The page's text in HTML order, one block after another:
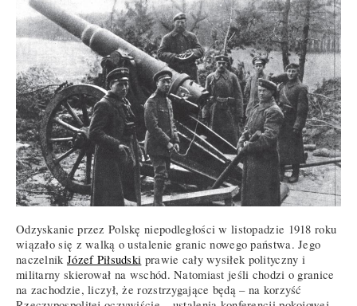
Odzyskanie przez Polskę niepodległości w listopadzie 1918 roku
wiązało się z walką o ustalenie granic nowego państwa. Jego
naczelnik Józef Piłsudski prawie cały wysiłek polityczny i
militarny skierował na wschód. Natomiast jeśli chodzi o granice
na zachodzie, liczył, że rozstrzygające będą – na korzyść